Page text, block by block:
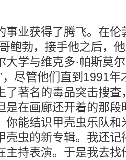
事业获得了腾飞。在
鲍勃，接手他之后，
大学与维克多·帕斯莫
，尽管他们直到1991年
了著名的毒品突击搜
是在画廊还开着的那
你能结识甲壳虫乐队和
壳虫的新专辑。我还
主持表演。于是我去